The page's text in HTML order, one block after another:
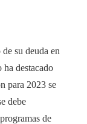
su deuda en
ha destacado
para 2023 se
debe
de